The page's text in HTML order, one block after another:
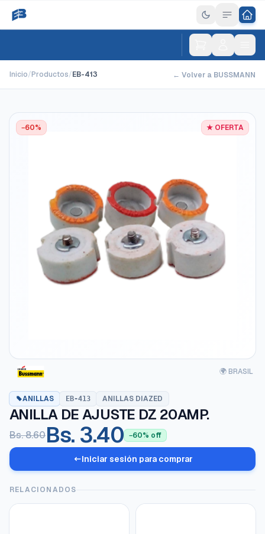
Inicio/Productos/EB-413 ← Volver a BUSSMANN
★ OFERTA
−60%
🌍 BRASIL
ANILLAS EB-413 ANILLAS DIAZED
ANILLA DE AJUSTE DZ 20AMP.
Bs. 8.60Bs. 3.40 −60% off
Iniciar sesión para comprar
RELACIONADOS